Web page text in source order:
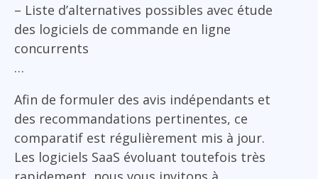
– Liste d’alternatives possibles avec étude
des logiciels de commande en ligne
concurrents
…
Afin de formuler des avis indépendants et
des recommandations pertinentes, ce
comparatif est régulièrement mis à jour.
Les logiciels SaaS évoluant toutefois très